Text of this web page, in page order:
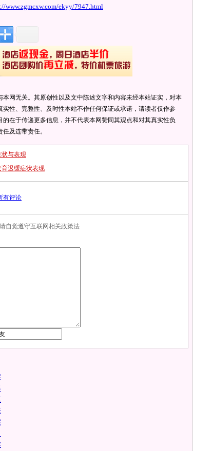
www.zgmcxw.com/ekyy/7947.html
网无关。其原创性以及文中陈述文字和内容未经本站证实，对本
性、完整性、及时性本站不作任何保证或承诺，请读者仅作参
在于传递更多信息，并不代表本网赞同其观点和对其真实性负
及连带责任。
状与表现
迟缓症状表现
有评论
自觉遵守互联网相关政策法